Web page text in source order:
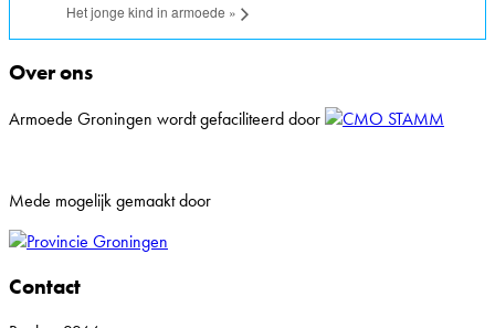
Het jonge kind in armoede »
Over ons
Armoede Groningen wordt gefaciliteerd door
Mede mogelijk gemaakt door
Contact